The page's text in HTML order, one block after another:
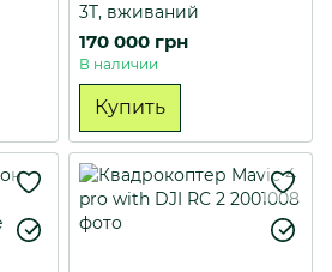
3T, вживаний
170 000 грн
В наличии
Купить